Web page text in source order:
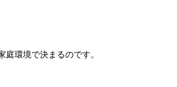
庭環境で決まるのです。